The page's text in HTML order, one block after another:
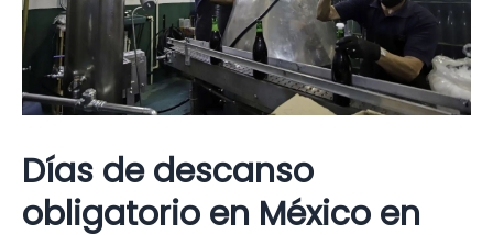
Días de descanso
obligatorio en México en